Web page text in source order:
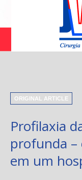
ORIGINAL ARTICLE
Profilaxia
profunda –
em um